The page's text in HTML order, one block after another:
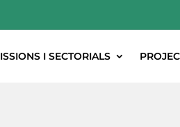
I SECTORIALS